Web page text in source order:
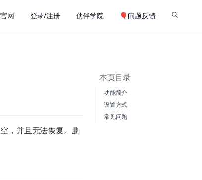
网 登录/注册 伙伴学院 🎈问题反馈
，并且无法恢复。删
本页目录
功能简介
设置方式
常见问题